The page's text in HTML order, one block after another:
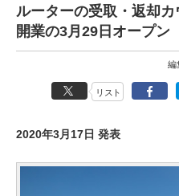
ルーターの受取・返却
開業の3月29日オープン
編
リスト
2020年3月17日 発表